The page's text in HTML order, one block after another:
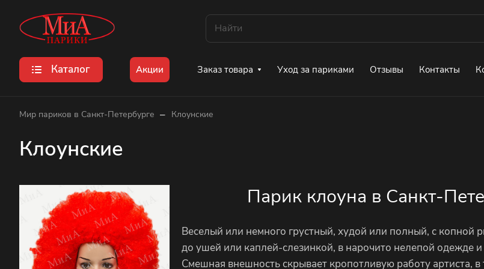
Каталог Акции Заказ товара Уход за париками Отзывы Контакты
Мир париков в Санкт-Петербурге – Клоунские
Клоунские
Парик клоуна в Санкт-
Веселый или немного грустный, худой или полный, с
до ушей или каплей-слезинкой, в нарочито нелепой одежде
Смешная внешность скрывает кропотливую работу артиста,